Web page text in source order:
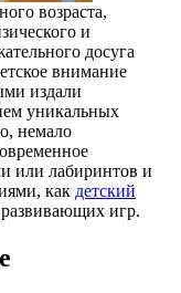
возраста,
и
досуга
внимание
издали
уникальных
немало
или лабиринтов и
как детский
игр.